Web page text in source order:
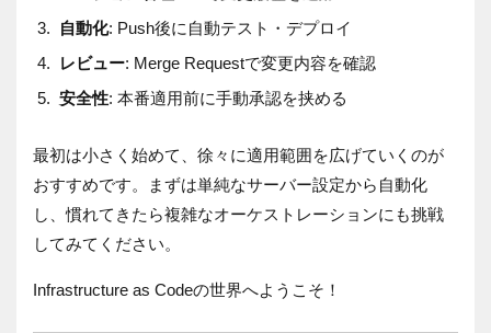
自動化: Push後に自動テスト・デプロイ
レビュー: Merge Requestで変更内容を確認
安全性: 本番適用前に手動承認を挟める
最初は小さく始めて、徐々に適用範囲を広げていくのが
おすすめです。まずは単純なサーバー設定から自動化
し、慣れてきたら複雑なオーケストレーションにも挑戦
してみてください。
Infrastructure as Codeの世界へようこそ！